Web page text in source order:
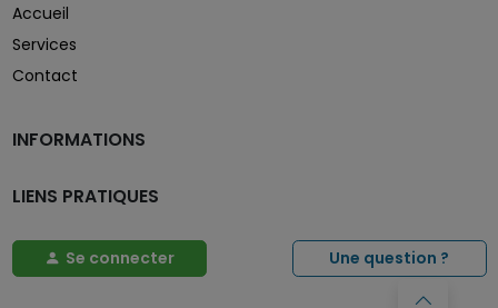
Accueil
Services
Contact
INFORMATIONS
LIENS PRATIQUES
Se connecter Une question ?